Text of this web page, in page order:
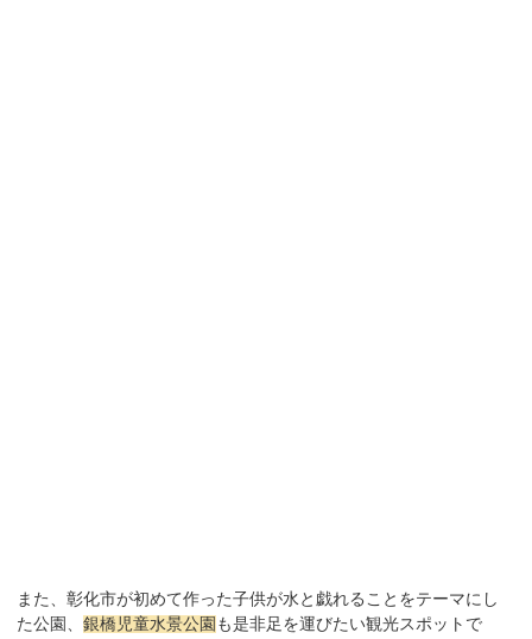
また、彰化市が初めて作った子供が水と戯れることをテーマにし
た公園、銀橋児童水景公園 も是非足を運びたい観光スポットで